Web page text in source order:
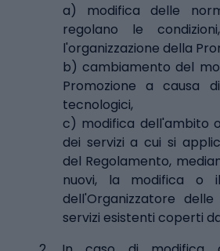
a) modifica delle
regolano le
l'organizzazione della
b) cambiamento del
Promozione a causa
tecnologici,
c) modifica dell'ambito
dei servizi a cui si
del Regolamento,
nuovi, la modifica o
dell'Organizzatore
servizi esistenti coperti